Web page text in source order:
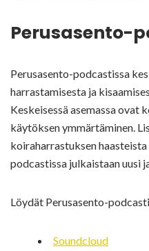
Perusasento-
Perusasento-podcastissa
harrastamisesta ja
Keskeisessä asemassa ovat
käytöksen ymmärtäminen.
koiraharrastuksen
podcastissa julkaistaan uusi
Löydät Perusasento-
Soundcloud